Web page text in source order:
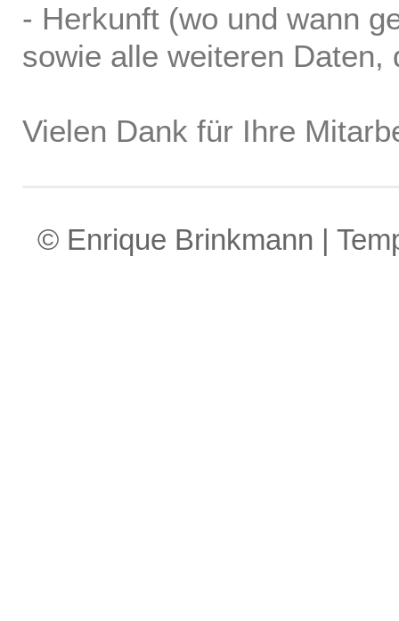
- Herkunft (wo und wann
sowie alle weiteren
Vielen Dank für Ihre
© Enrique Brinkmann |